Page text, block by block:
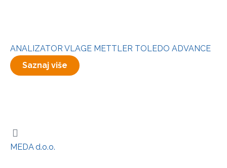
ANALIZATOR VLAGE METTLER TOLEDO ADVANCE
Saznaj više
MEDA d.o.o.